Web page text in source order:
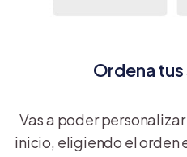
Ordena
Vas a poder
inicio, eligiendo el orden